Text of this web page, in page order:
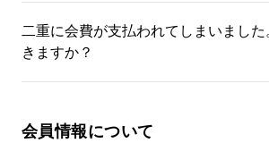
二重に会費が支払われてしまいまし
きますか？
会員情報について